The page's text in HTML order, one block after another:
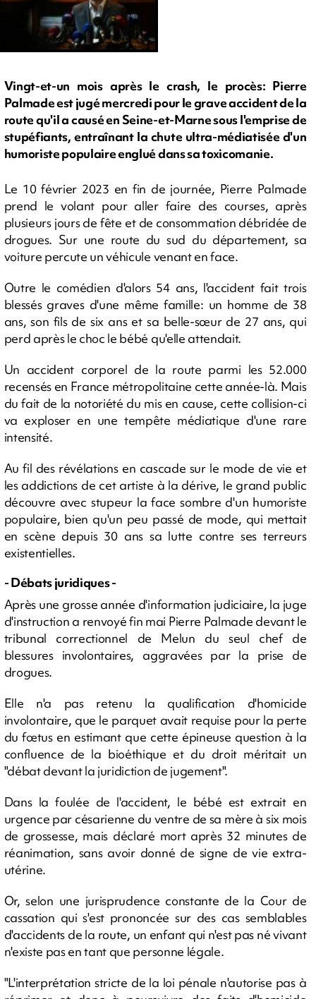
Vingt-et-un mois après le crash, le procès: Pierre
Palmade est jugé mercredi pour le grave accident de la
route qu'il a causé en Seine-et-Marne sous l'emprise de
stupéfiants, entraînant la chute ultra-médiatisée d'un
humoriste populaire englué dans sa toxicomanie.
Le 10 février 2023 en fin de journée, Pierre Palmade
prend le volant pour aller faire des courses, après
plusieurs jours de fête et de consommation débridée de
drogues. Sur une route du sud du département, sa
voiture percute un véhicule venant en face.
Outre le comédien d'alors 54 ans, l'accident fait trois
blessés graves d'une même famille: un homme de 38
ans, son fils de six ans et sa belle-sœur de 27 ans, qui
perd après le choc le bébé qu'elle attendait.
Un accident corporel de la route parmi les 52.000
recensés en France métropolitaine cette année-là. Mais
du fait de la notoriété du mis en cause, cette collision-ci
va exploser en une tempête médiatique d'une rare
intensité.
Au fil des révélations en cascade sur le mode de vie et
les addictions de cet artiste à la dérive, le grand public
découvre avec stupeur la face sombre d'un humoriste
populaire, bien qu'un peu passé de mode, qui mettait
en scène depuis 30 ans sa lutte contre ses terreurs
existentielles.
- Débats juridiques -
Après une grosse année d'information judiciaire, la juge
d'instruction a renvoyé fin mai Pierre Palmade devant le
tribunal correctionnel de Melun du seul chef de
blessures involontaires, aggravées par la prise de
drogues.
Elle n'a pas retenu la qualification d'homicide
involontaire, que le parquet avait requise pour la perte
du fœtus en estimant que cette épineuse question à la
confluence de la bioéthique et du droit méritait un
"débat devant la juridiction de jugement".
Dans la foulée de l'accident, le bébé est extrait en
urgence par césarienne du ventre de sa mère à six mois
de grossesse, mais déclaré mort après 32 minutes de
réanimation, sans avoir donné de signe de vie extra-
utérine.
Or, selon une jurisprudence constante de la Cour de
cassation qui s'est prononcée sur des cas semblables
d'accidents de la route, un enfant qui n'est pas né vivant
n'existe pas en tant que personne légale.
"L'interprétation stricte de la loi pénale n'autorise pas à